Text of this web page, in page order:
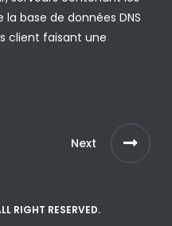
base de données DNS
client faisant une
Next
RIGHT RESERVED.